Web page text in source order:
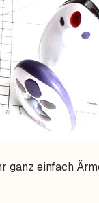
ganz einfach